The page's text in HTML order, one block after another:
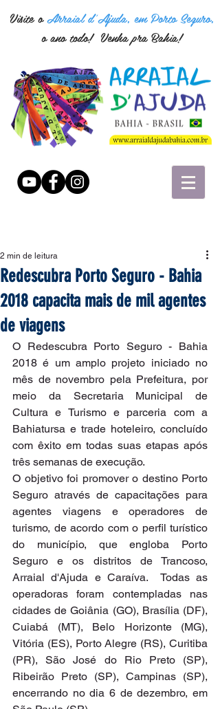
Visite oArraial d'Ajuda, em Porto Seguro,
o ano todo! Venha pra Bahia!
Redescubra Porto Seguro - Bahia
2018 capacita mais de mil agentes
de viagens
2 min de leitura
O Redescubra Porto Seguro - Bahia
2018 é um amplo projeto iniciado no
mês de novembro pela Prefeitura, por
meio da Secretaria Municipal de
Cultura e Turismo e parceria com a
Bahiatursa e trade hoteleiro, concluído
com êxito em todas suas etapas após
três semanas de execução.
O objetivo foi promover o destino Porto
Seguro através de capacitações para
agentes viagens e operadores de
turismo, de acordo com o perfil turístico
do município, que engloba Porto
Seguro e os distritos de Trancoso,
Arraial d'Ajuda e Caraíva.  Todas as
operadoras foram contempladas nas
cidades de Goiânia (GO), Brasília (DF),
Cuiabá (MT), Belo Horizonte (MG),
Vitória (ES), Porto Alegre (RS), Curitiba
(PR), São José do Rio Preto (SP),
Ribeirão Preto (SP), Campinas (SP),
encerrando no dia 6 de dezembro, em